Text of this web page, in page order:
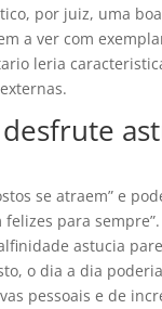
por juiz, uma
a ver com
leria
se atraem” e
para
astucia
o dia a dia
pessoais e de